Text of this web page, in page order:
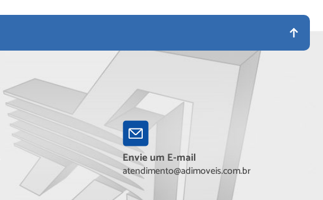
Envie um E-mail
atendimento@adimoveis.com.br